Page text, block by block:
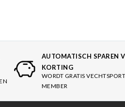
AUTOMATISCH SPAREN
KORTING
WORDT GRATIS
MEMBER